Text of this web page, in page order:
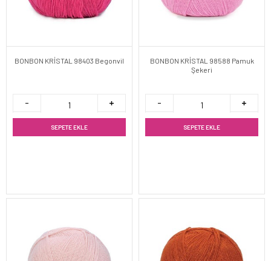
BONBON KRİSTAL 98403 Begonvil
SEPETE EKLE
BONBON KRİSTAL 98588 Pamuk
Şekeri
SEPETE EKLE